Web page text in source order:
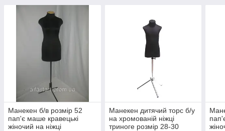
Манекен б/в розмір 52
пап'є маше кравецькі
жіночий на ніжці
Манекен дитячий торс б/у
на хромованій ніжці
триноге розмір 28-30